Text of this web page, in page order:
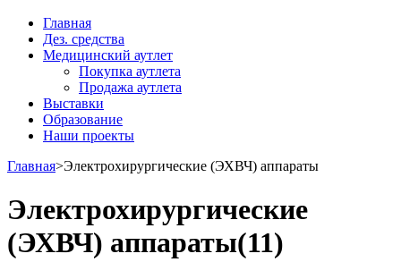
Главная
Дез. средства
Медицинский аутлет
Покупка аутлета
Продажа аутлета
Выставки
Образование
Наши проекты
Главная>Электрохирургические (ЭХВЧ) аппараты
Электрохирургические
(ЭХВЧ) аппараты(11)